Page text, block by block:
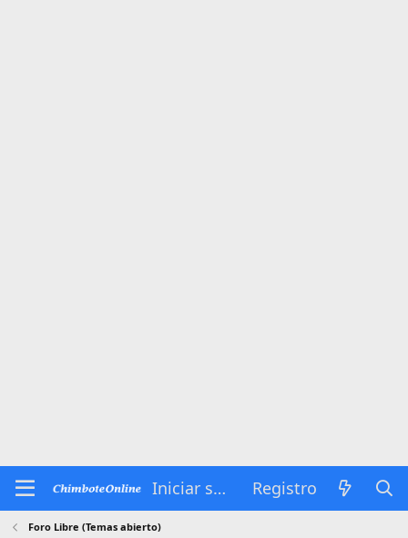
Iniciar sesión Registro
Foro Libre (Temas abierto)